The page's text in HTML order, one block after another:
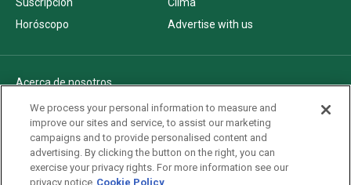
Horóscopo
Advertise with us
Acerca de nosotros
Politica de privacidad
Pautas Editoriales
AdChoices
Advertise with us
We process your personal information to measure and
improve our sites and service, to assist our marketing
campaigns and to provide personalised content and
advertising. By clicking the button on the right, you can
exercise your privacy rights. For more information see our
privacy notice Cookie Policy